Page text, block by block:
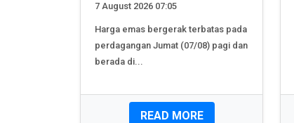
7 August 2026 07:05
Harga emas bergerak terbatas pada
perdagangan Jumat (07/08) pagi dan
berada di...
READ MORE